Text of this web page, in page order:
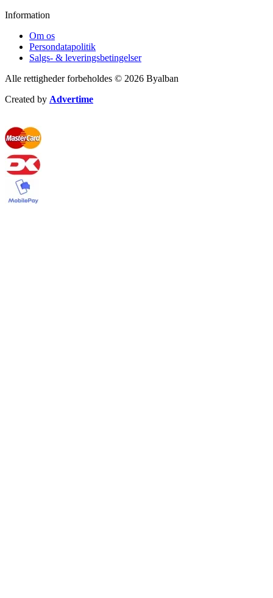
Information
Om os
Persondatapolitik
Salgs- & leveringsbetingelser
Alle rettigheder forbeholdes © 2026 Byalban
Created by Advertime